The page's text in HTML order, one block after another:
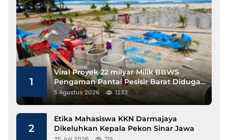
1
Viral Proyek 22 milyar Milik BBWS
Pengaman Pantai Pesisir Barat Diduga
Gunakan Besi Banci
5 Agustus 2026 1233
2
Etika Mahasiswa KKN Darmajaya
Dikeluhkan Kepala Pekon Sinar Jawa